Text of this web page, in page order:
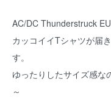
AC/DC Thunderstruck
カッコイイTシャツが届
す。
ゆったりしたサイズ感な
～